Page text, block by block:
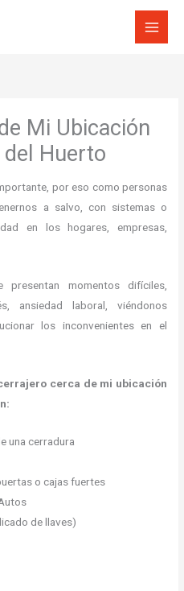
Mi Ubicación
Huerto
por eso como personas
a salvo, con sistemas o
en los hogares, empresas,
momentos difíciles,
ansiedad laboral, viéndonos
los inconvenientes en el
cerca de mi ubicación
una cerradura
o cajas fuertes
de llaves)